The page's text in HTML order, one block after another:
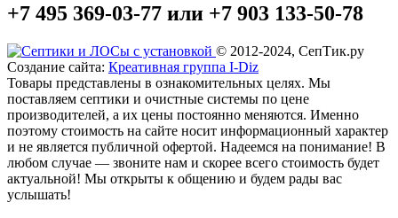
+7 495 369-03-77 или +7 903 133-50-78
© 2012-2024, СепТик.ру
Создание сайта: Креативная группа I-Diz
Товары представлены в ознакомительных целях. Мы
поставляем септики и очистные системы по цене
производителей, а их цены постоянно меняются. Именно
поэтому стоимость на сайте носит информационный характер
и не является публичной офертой. Надеемся на понимание! В
любом случае — звоните нам и скорее всего стоимость будет
актуальной! Мы открыты к общению и будем рады вас
услышать!